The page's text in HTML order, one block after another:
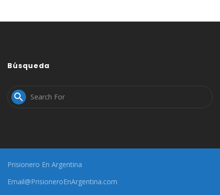
Búsqueda

Prisionero En Argentina
Email@PrisioneroEnArgentina.com